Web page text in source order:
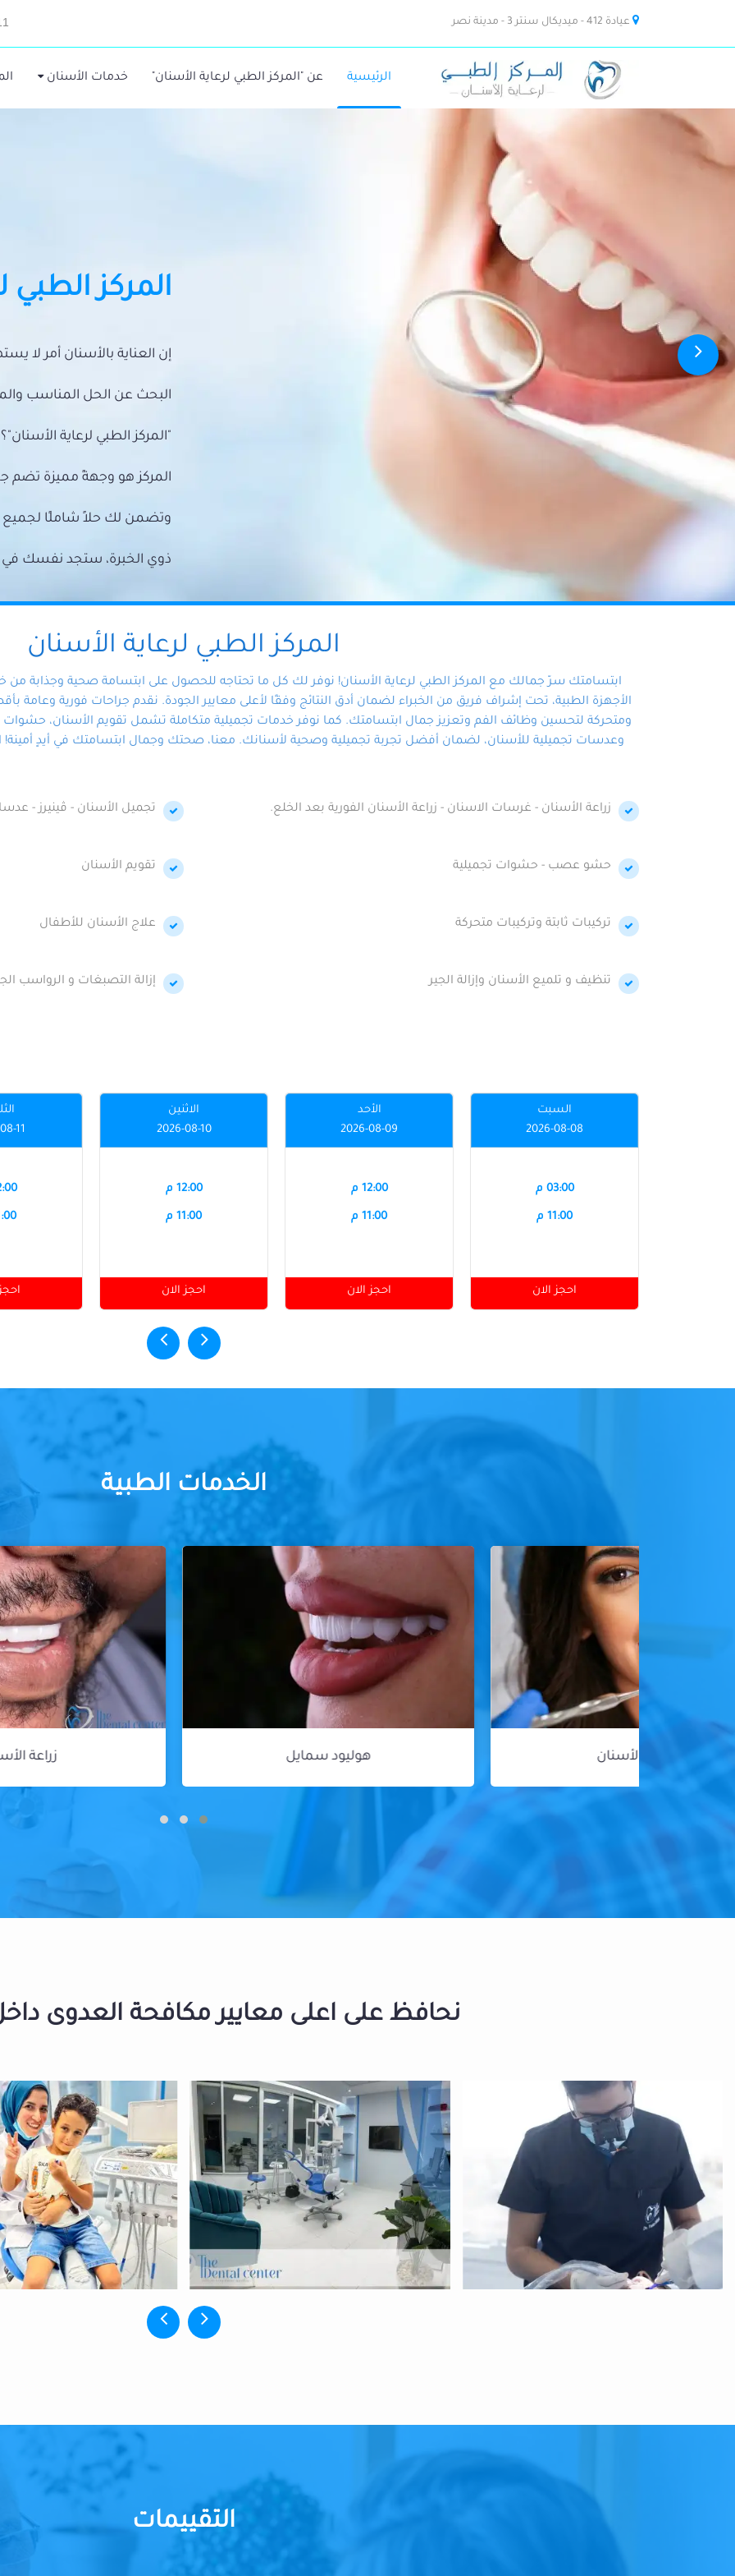
عيادة 412 - ميديكال سنتر 3 - مدينة نصر
الرئيسية عن "المركز الطبي لرعاية الأسنان" خدمات الأسنان
المركز الطبي
إن العناية بالأسنان أمر لا
البحث عن الحل المناسب
"المركز الطبي لرعاية الأسنان"؟
المركز هو وجهةً مميزة تضم
وتضمن لك حلاً شاملًا
ذوي الخبرة، ستجد نفسك في
المركز الطبي لرعاية الأسنان
ابتسامتك سرّ جمالك مع المركز الطبي لرعاية الأسنان! نوفر لك كل ما تحتاجه للحصول على ابتسامة صحية وجذابة
الأجهزة الطبية، تحت إشراف فريق من الخبراء لضمان أدق النتائج وفقًا لأعلى معايير الجودة. نقدم جراحات فورية وعامة
ومتحركة لتحسين وظائف الفم وتعزيز جمال ابتسامتك. كما نوفر خدمات تجميلية متكاملة تشمل تقويم الأسنان، حشوات
وعدسات تجميلية للأسنان، لضمان أفضل تجربة تجميلية وصحية لأسنانك. معنا، صحتك وجمال ابتسامتك في أيدٍ أمينة!
زراعة الأسنان - غرسات الاسنان - زراعة الأسنان الفورية بعد الخلع. تجميل الأسنان - ڤينيرز -
حشو عصب - حشوات تجميلية تقويم الأسنان
تركيبات ثابتة وتركيبات متحركة علاج الأسنان للأطفال
تنظيف و تلميع الأسنان وإزالة الجير إزالة التصبغات و الرواسب
السبت
2026-08-08
03:00 م
11:00 م
احجز الان
الأحد
2026-08-09
12:00 م
11:00 م
احجز الان
الاثنين
2026-08-10
12:00 م
11:00 م
احجز الان
11
الخدمات الطبية
نحافظ على اعلى معايير مكافحة العدوى
التقييمات